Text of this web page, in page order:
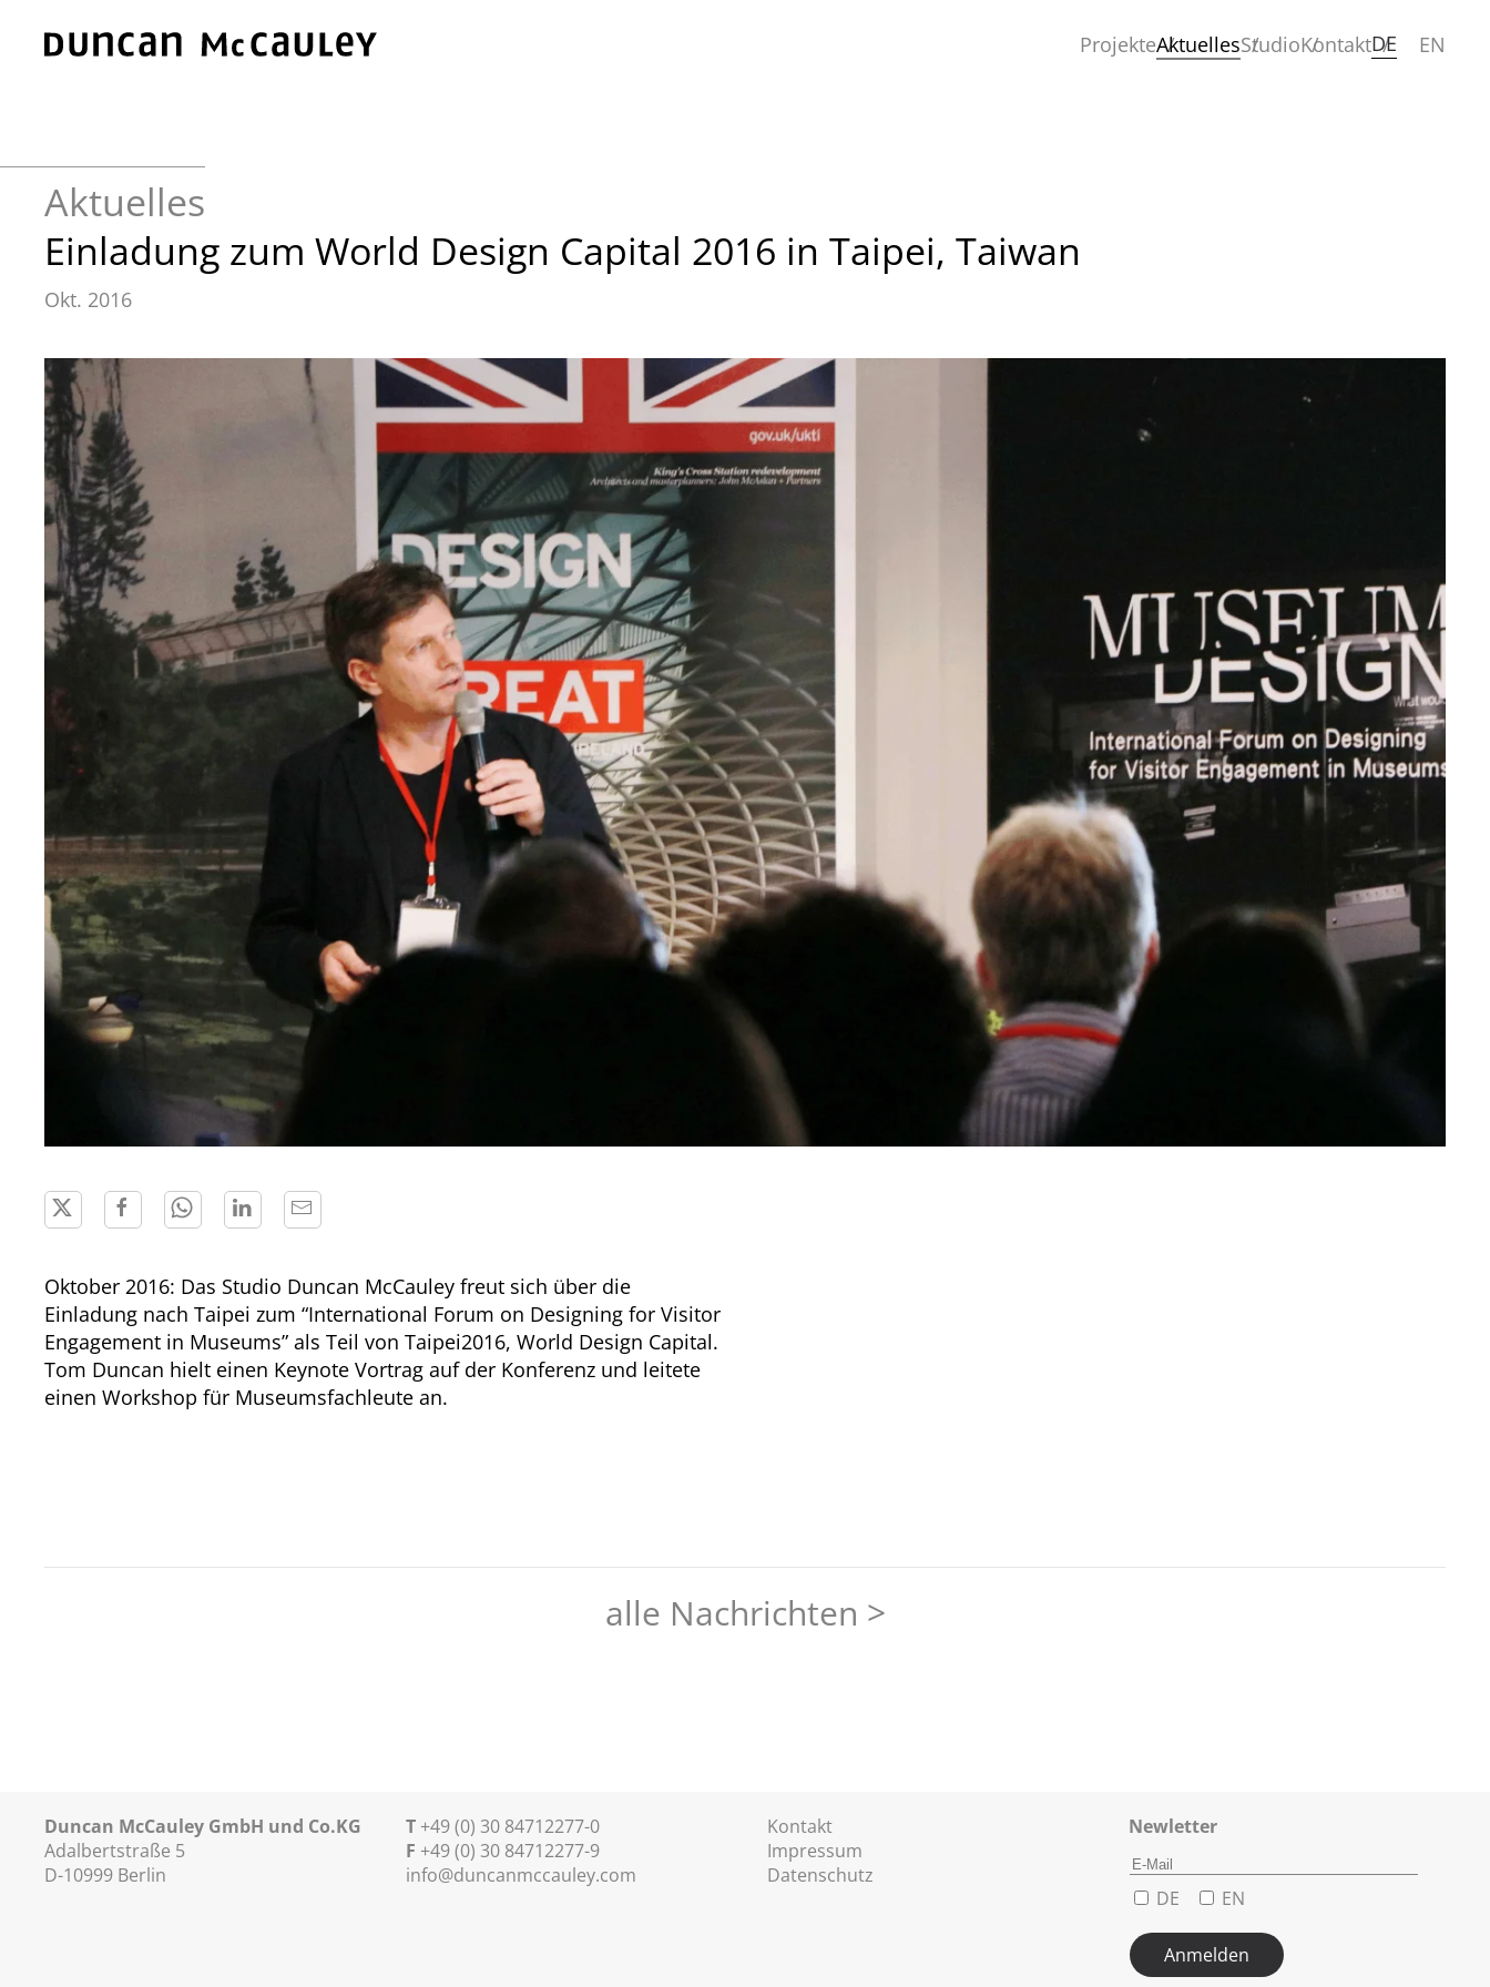
Zum Hauptinhalt springen ProjekteAktuellesStudioKontaktDE EN
Aktuelles
Einladung zum World Design Capital 2016 in Taipei, Taiwan
Okt. 2016
Oktober 2016: Das Studio Duncan McCauley freut sich über die
Einladung nach Taipei zum “International Forum on Designing for Visitor
Engagement in Museums” als Teil von Taipei2016, World Design Capital.
Tom Duncan hielt einen Keynote Vortrag auf der Konferenz und leitete
einen Workshop für Museumsfachleute an.
alle Nachrichten >
Duncan McCauley GmbH und Co.KG
Adalbertstraße 5
D-10999 Berlin
T +49 (0) 30 84712277-0
F +49 (0) 30 84712277-9
info@duncanmccauley.com
Kontakt
Impressum
Datenschutz
Newletter
DE EN
Anmelden